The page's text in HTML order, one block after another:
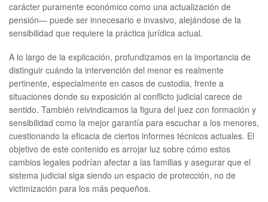
carácter puramente económico como una actualización de
pensión— puede ser innecesario e invasivo, alejándose de la
sensibilidad que requiere la práctica jurídica actual.
A lo largo de la explicación, profundizamos en la importancia de
distinguir cuándo la intervención del menor es realmente
pertinente, especialmente en casos de custodia, frente a
situaciones donde su exposición al conflicto judicial carece de
sentido. También reivindicamos la figura del juez con formación y
sensibilidad como la mejor garantía para escuchar a los menores,
cuestionando la eficacia de ciertos informes técnicos actuales. El
objetivo de este contenido es arrojar luz sobre cómo estos
cambios legales podrían afectar a las familias y asegurar que el
sistema judicial siga siendo un espacio de protección, no de
victimización para los más pequeños.